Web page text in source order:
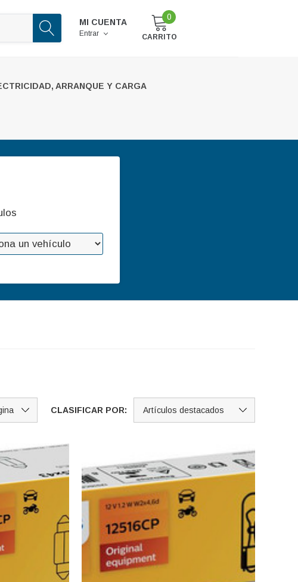
MI CUENTA
Entrar
0
CARRITO
ARRANQUE Y CARGA
CLASIFICAR POR: